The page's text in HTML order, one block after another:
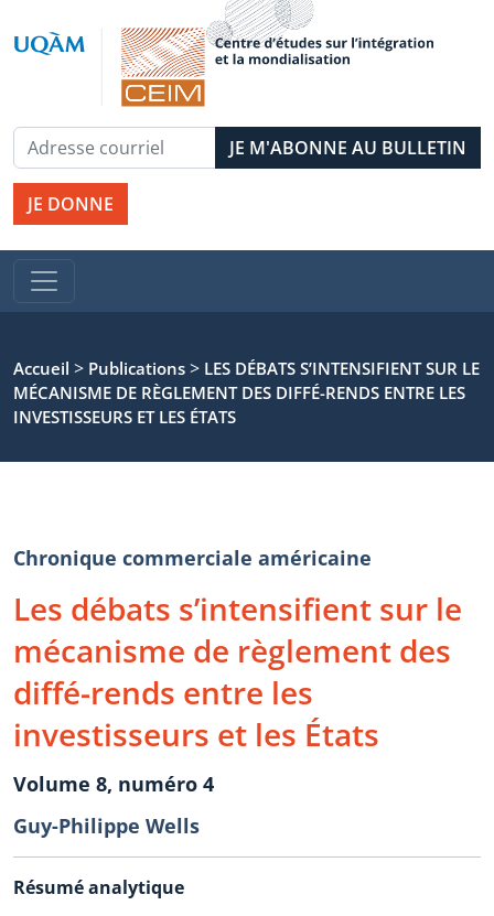
JE DONNE
Accueil > Publications > LES DÉBATS S’INTENSIFIENT SUR LE
MÉCANISME DE RÈGLEMENT DES DIFFÉ-RENDS ENTRE LES
INVESTISSEURS ET LES ÉTATS
Chronique commerciale américaine
Les débats s’intensifient sur le
mécanisme de règlement des
diffé-rends entre les
investisseurs et les États
Volume 8, numéro 4
Guy-Philippe Wells
Résumé analytique